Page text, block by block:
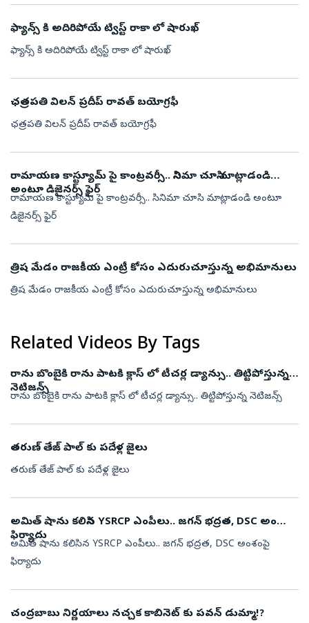
ఫ్యాన్స్ కి అదిరిపోయే ట్విస్ట్ రాకా లో షారుఖ్
ఫ్యాన్స్ కి అదిరిపోయే ట్విస్ట్ రాకా లో షారుఖ్
ఛత్రపతి విలన్ ప్రదీప్ రావత్ బయోగ్రఫీ
ఛత్రపతి విలన్ ప్రదీప్ రావత్ బయోగ్రఫీ
రామాయణ కాస్ట్యూమ్ పై కాంట్రవర్సీ.. సినిమా చూసి మాట్లాడండి
అంటూ డిజైనర్స్ ఫైర్
రామాయణ కాస్ట్యూమ్ పై కాంట్రవర్సీ.. సినిమా చూసి మాట్లాడండి అంటూ
డిజైనర్స్ ఫైర్
త్రిష మేడం రాజకీయ‌ ఎంట్రీ కోసం ఎదురుచూస్తున్న అభిమానులు
త్రిష మేడం రాజకీయ‌ ఎంట్రీ కోసం ఎదురుచూస్తున్న అభిమానులు
Related Videos By Tags
రాను బొంబైకి రాను పాటకి క్లాస్ లో టీచర్ల డ్యాన్సు.. తిట్టిపోస్తున్న
నెటిజన్స్
రాను బొంబైకి రాను పాటకి క్లాస్ లో టీచర్ల డ్యాన్సు.. తిట్టిపోస్తున్న నెటిజన్స్
తరుణ్ తేజ్ పాల్ కు పదేళ్ల జైలు
తరుణ్ తేజ్ పాల్ కు పదేళ్ల జైలు
అమిత్ షాను కలిసిన YSRCP ఎంపీలు.. జగన్ భద్రత, DSC అంశంపై
ఫిర్యాదు
అమిత్ షాను కలిసిన YSRCP ఎంపీలు.. జగన్ భద్రత, DSC అంశంపై
ఫిర్యాదు
చంద్రబాబు నిర్ణయాలు నచ్చక కాబినెట్ కు పవన్ డుమ్మా!?